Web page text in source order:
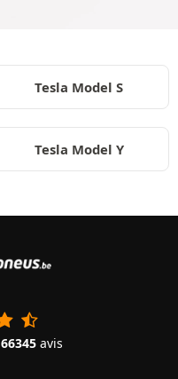
Tesla Model S
Tesla Model Y
66345 avis